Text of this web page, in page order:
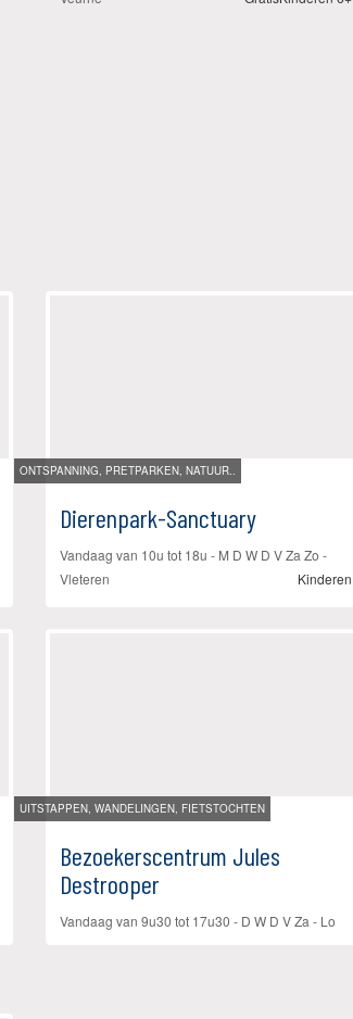
ONTSPANNING, PRETPARKEN, NATUUR..
Dierenpark-Sanctuary
Vandaag van 10u tot 18u - M D W D V Za Zo -
Vleteren
Kinderen
UITSTAPPEN, WANDELINGEN, FIETSTOCHTEN
Bezoekerscentrum Jules
Destrooper
Vandaag van 9u30 tot 17u30 - D W D V Za - Lo